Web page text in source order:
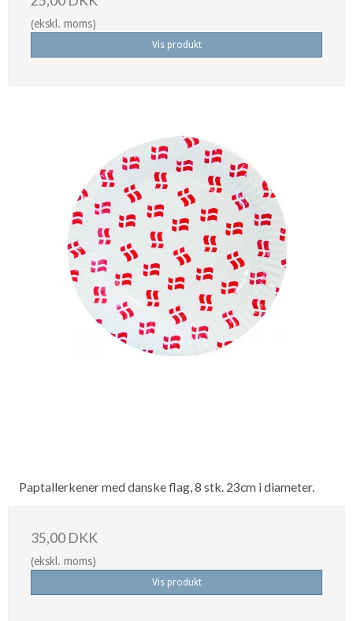
(ekskl. moms)
Vis produkt
Paptallerkener med danske flag, 8 stk. 23cm i diameter.
35,00 DKK
(ekskl. moms)
Vis produkt